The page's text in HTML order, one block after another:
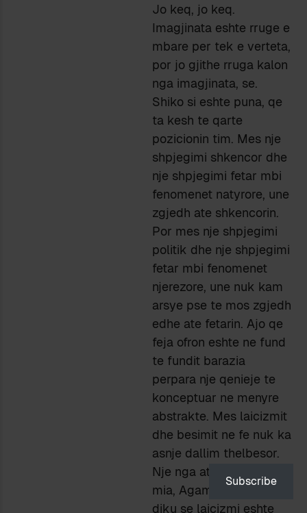
Jo keq, jo keq.
Imagjinata eshte rruge e
mbare per tek e verteta,
por jo gjithe rruga kalon
nga imagjinata, se.
Shiko si eshte puna, qe
ta kesh te qarte
pozicionin tim. Mes nje
shpjegimi shkencor dhe
nje shpjegimi fetar mbi
fenomenet natyrore, une
zgjedh ate shkencorin.
Por mes nje shpjegimi
politik dhe nje shpjegimi
fetar mbi fenomenet
njerezore, une nuk kam
arsye pse te mos zgjedh
edhe ate fetarin. Ajo qe
feja ofron eshte ne fund
te fundit barazia
perpara nje qenieje te
konceptuar ne menyre
abstrakte. Mes laicizmit
dhe besimit ne fe nuk ka
asnje dallim thelbesor.
Nje nga ato pasqyrat e
mia, Agamben, reflekton
diku se laicizmi eshte
Subscribe